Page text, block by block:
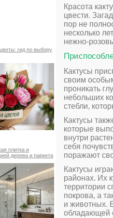
гид по выбору
плитка и
дерева и паркета
Красота
цвести.
пор не
несколько
нежно-
Кактусы
своим
проникать
небольших
стебли,
Кактусы
которые
внутри
себя
поражают
Кактусы
районах. Их
территории
покрова, а
и животных.
обладающей